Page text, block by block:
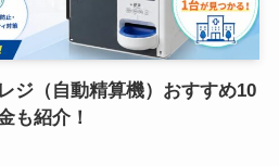
ジ（自動精算機）おすすめ10
も紹介！